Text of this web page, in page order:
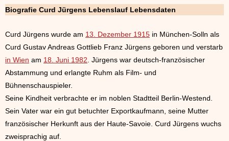
Biografie Curd Jürgens Lebenslauf Lebensdaten
Curd Jürgens wurde am 13. Dezember 1915 in München-Solln als
Curd Gustav Andreas Gottlieb Franz Jürgens geboren und verstarb
in Wien am 18. Juni 1982 . Jürgens war deutsch-französischer
Abstammung und erlangte Ruhm als Film- und
Bühnenschauspieler.
Seine Kindheit verbrachte er im noblen Stadtteil Berlin-Westend.
Sein Vater war ein gut betuchter Exportkaufmann, seine Mutter
französischer Herkunft aus der Haute-Savoie. Curd Jürgens wuchs
zweisprachig auf.